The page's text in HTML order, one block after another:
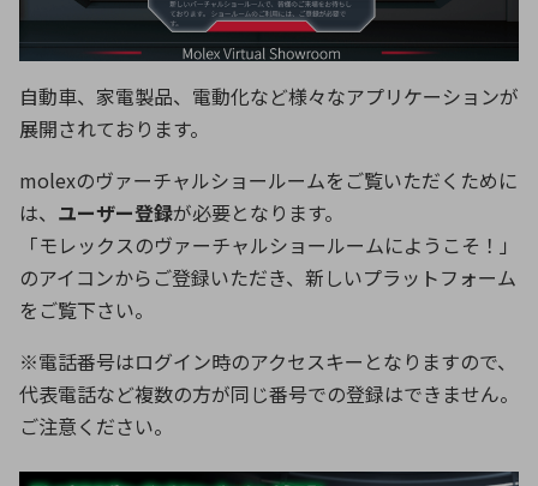
自動車、家電製品、 電動化など様々なアプリケーションが
展開されております。
molexのヴァーチャルショールームをご覧いただくために
は、 ユーザー登録が必要となります。
「モレックスのヴァーチャルショールームにようこそ！」
のアイコンからご登録いただき、新しいプラットフォーム
をご覧下さい。
※電話番号はログイン時のアクセスキーとなりますので、
代表電話など複数の方が同じ番号での登録はできません。
ご注意ください。